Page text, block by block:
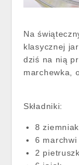
Na
klasycznej
dziś na nią
marchewka,
Składniki:
8
6 marchwi
2